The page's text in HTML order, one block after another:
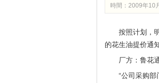
時間：2009年10
按照计划，
的花生油提价通
厂方：鲁花
“公司采购